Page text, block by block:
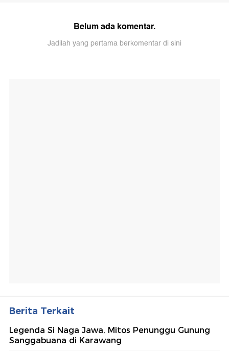
Belum ada komentar.
Jadilah yang pertama berkomentar di sini
Berita Terkait
Legenda Si Naga Jawa, Mitos Penunggu Gunung
Sanggabuana di Karawang